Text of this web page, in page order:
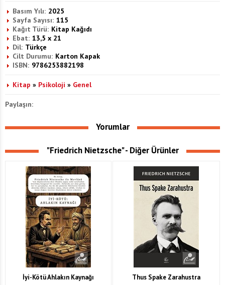
Basım Yılı: 2025
Sayfa Sayısı: 115
Kağıt Türü: Kitap Kağıdı
Ebat: 13,5 x 21
Dil: Türkçe
Cilt Durumu: Karton Kapak
ISBN: 9786253882198
Kitap » Psikoloji » Genel
Paylaşın:
Yorumlar
"Friedrich Nietzsche" - Diğer Ürünler
İyi-Kötü Ahlakın Kaynağı Thus Spake Zarahustra